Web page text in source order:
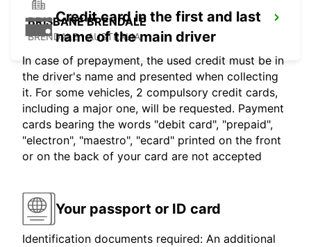
BRISBANE BRENDALE
BRENDALE - AUSTRALIA
Credit card in the first and last
name of the main driver
In case of prepayment, the used credit must be in
the driver's name and presented when collecting
it. For some vehicles, 2 compulsory credit cards,
including a major one, will be requested. Payment
cards bearing the words "debit card", "prepaid",
"electron", "maestro", "ecard" printed on the front
or on the back of your card are not accepted
Your passport or ID card
Identification documents required: An additional